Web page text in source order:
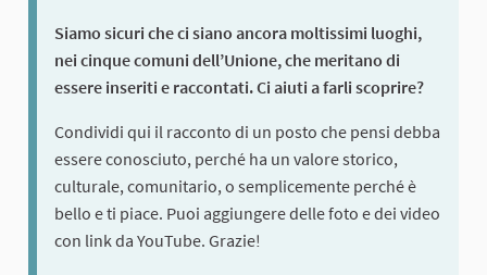
Siamo sicuri che ci siano ancora moltissimi luoghi,
nei cinque comuni dell’Unione, che meritano di
essere inseriti e raccontati. Ci aiuti a farli scoprire?
Condividi qui il racconto di un posto che pensi debba
essere conosciuto, perché ha un valore storico,
culturale, comunitario, o semplicemente perché è
bello e ti piace. Puoi aggiungere delle foto e dei video
con link da YouTube. Grazie!